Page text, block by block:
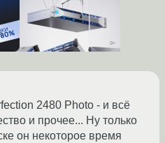
2480 Photo - и всё
и прочее... Ну только
он некоторое время